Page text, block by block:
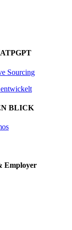
Sourcing
BLICK
Employer